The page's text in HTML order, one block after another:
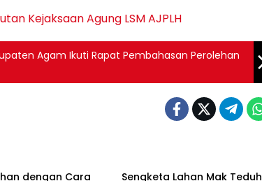
Kejaksaan Agung LSM AJPLH
Agam Ikuti Rapat Pembahasan Perolehan
dengan Cara
Sengketa Lahan Mak Teduh